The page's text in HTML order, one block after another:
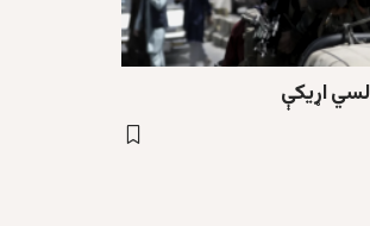
اړيکې